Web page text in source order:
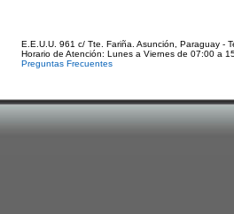
E.E.U.U. 961 c/ Tte. Fariña. Asunción, Paraguay -
Horario de Atención: Lunes a Viernes de 07:00 a
Preguntas Frecuentes